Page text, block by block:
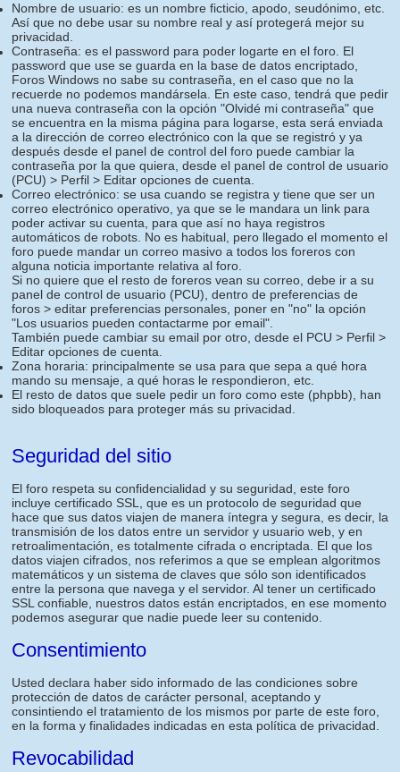
Nombre de usuario: es un nombre ficticio, apodo, seudónimo, etc.
Así que no debe usar su nombre real y así protegerá mejor su
privacidad.
Contraseña: es el password para poder logarte en el foro. El
password que use se guarda en la base de datos encriptado,
Foros Windows no sabe su contraseña, en el caso que no la
recuerde no podemos mandársela. En este caso, tendrá que pedir
una nueva contraseña con la opción "Olvidé mi contraseña" que
se encuentra en la misma página para logarse, esta será enviada
a la dirección de correo electrónico con la que se registró y ya
después desde el panel de control del foro puede cambiar la
contraseña por la que quiera, desde el panel de control de usuario
(PCU) > Perfil > Editar opciones de cuenta.
Correo electrónico: se usa cuando se registra y tiene que ser un
correo electrónico operativo, ya que se le mandara un link para
poder activar su cuenta, para que así no haya registros
automáticos de robots. No es habitual, pero llegado el momento el
foro puede mandar un correo masivo a todos los foreros con
alguna noticia importante relativa al foro.
Si no quiere que el resto de foreros vean su correo, debe ir a su
panel de control de usuario (PCU), dentro de preferencias de
foros > editar preferencias personales, poner en "no" la opción
"Los usuarios pueden contactarme por email".
También puede cambiar su email por otro, desde el PCU > Perfil >
Editar opciones de cuenta.
Zona horaria: principalmente se usa para que sepa a qué hora
mando su mensaje, a qué horas le respondieron, etc.
El resto de datos que suele pedir un foro como este (phpbb), han
sido bloqueados para proteger más su privacidad.
Seguridad del sitio
El foro respeta su confidencialidad y su seguridad, este foro
incluye certificado SSL, que es un protocolo de seguridad que
hace que sus datos viajen de manera íntegra y segura, es decir, la
transmisión de los datos entre un servidor y usuario web, y en
retroalimentación, es totalmente cifrada o encriptada. El que los
datos viajen cifrados, nos referimos a que se emplean algoritmos
matemáticos y un sistema de claves que sólo son identificados
entre la persona que navega y el servidor. Al tener un certificado
SSL confiable, nuestros datos están encriptados, en ese momento
podemos asegurar que nadie puede leer su contenido.
Consentimiento
Usted declara haber sido informado de las condiciones sobre
protección de datos de carácter personal, aceptando y
consintiendo el tratamiento de los mismos por parte de este foro,
en la forma y finalidades indicadas en esta política de privacidad.
Revocabilidad